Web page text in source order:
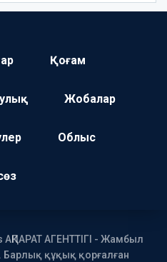
Қоғам
Жобалар
Облыс
АГЕНТТІГІ - Жамбыл
құқық қорғалған